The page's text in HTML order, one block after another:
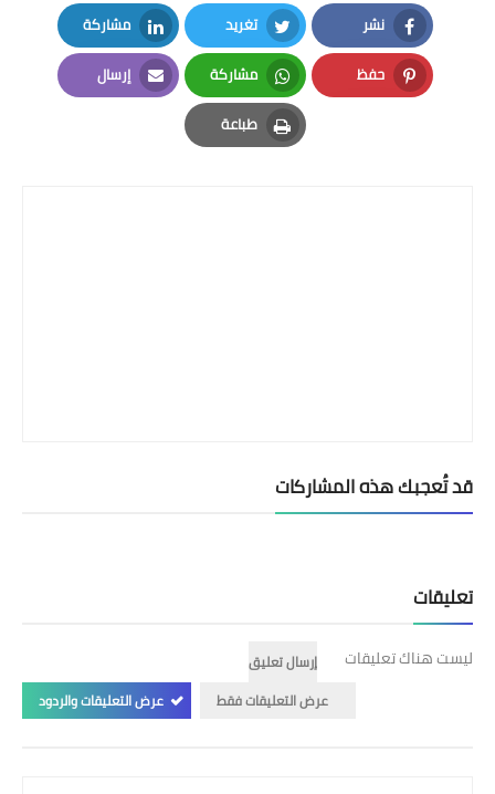
نشر
Facebook
تغريد
Twitter
مشاركة
LinkedIn
حفظ
Pinterest
مشاركة
Whatsapp
إرسال
Email
طباعة
Print
قد تُعجبك هذه المشاركات
تعليقات
ليست هناك تعليقات
إرسال تعليق
عرض التعليقات فقط
عرض التعليقات والردود